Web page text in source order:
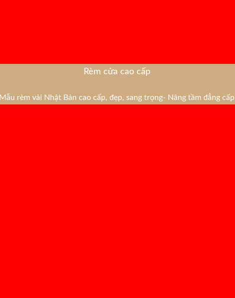
Rèm cửa cao cấp
Mẫu rèm vải Nhật Bản cao cấp, đẹp, sang trọng- Nâng tầm đẳng cấp